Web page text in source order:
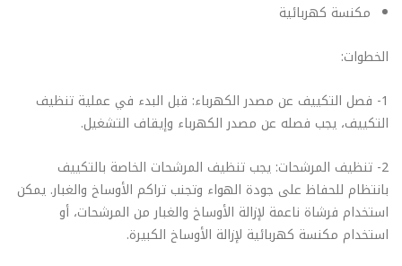
مكنسة كهربائية
الخطوات:
1- فصل التكييف عن مصدر الكهرباء: قبل البدء في عملية تنظيف
التكييف، يجب فصله عن مصدر الكهرباء وإيقاف التشغيل.
2- تنظيف المرشحات: يجب تنظيف المرشحات الخاصة بالتكييف
بانتظام للحفاظ على جودة الهواء وتجنب تراكم الأوساخ والغبار. يمكن
استخدام فرشاة ناعمة لإزالة الأوساخ والغبار من المرشحات، أو
استخدام مكنسة كهربائية لإزالة الأوساخ الكبيرة.